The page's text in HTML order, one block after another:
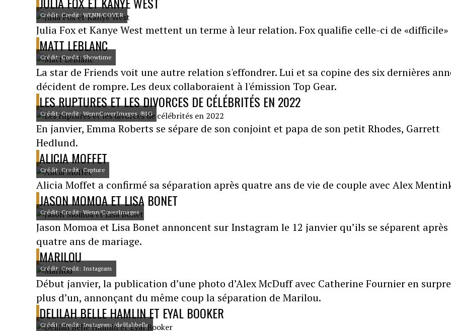
Crédit: Credit: WENN/COVER
Julia Fox et Kanye West mettent un terme à leur relation. Fox qualifie celle-ci de «difficile»
MATT LEBLANC
Crédit: Credit: Showtime
La star de Friends voit une autre relation s'effondrer. Lui et sa copine des six dernières
décident de rompre. Les deux collaboraient à l'émission Top Gear.
LES RUPTURES ET LES DIVORCES DE CÉLÉBRITÉS EN 2022
Crédit: Credit: WennCoverImages /BIG
En janvier, Emma Roberts se sépare de son conjoint et papa de son petit Rhodes, Garrett
Hedlund.
ALICIA MOFFET
Crédit: Credit: Capture
Alicia Moffet a confirmé sa séparation après quatre ans de vie de couple avec Alex
JASON MOMOA ET LISA BONET
Crédit: Credit: Wenn/CoverImages
Jason Momoa et Lisa Bonet annoncent sur Instagram le 12 janvier qu’ils se séparent après
quatre ans de mariage.
MARILOU
Crédit: Credit: Instagram
Début janvier, la publication d’une photo d’Alex McDuff avec Catherine Fournier en
plus d’un, annonçant du même coup la séparation de Marilou.
DELILAH BELLE HAMLIN ET EYAL BOOKER
Crédit: Credit: Instagram /delilahbelle